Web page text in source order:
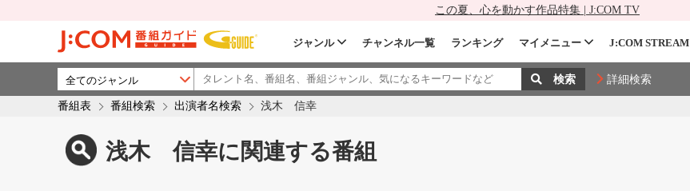
この夏、心を動かす作品特集 | J:COM TV
ジャンル チャンネル一覧 ランキング マイメニュー J:COM STREAM
詳細検索
番組表 番組検索 出演者名検索 浅木 信幸
浅木 信幸に関連する番組